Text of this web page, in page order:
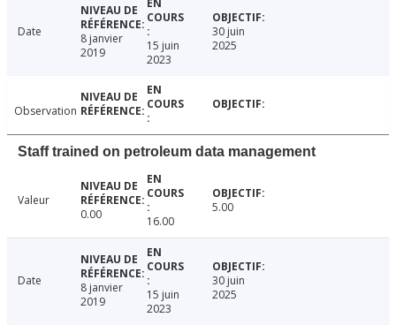
Date
8 janvier
2019
15 juin
2023
30 juin
2025
Observation
Staff trained on petroleum data management
Valeur
0.00
16.00
5.00
Date
8 janvier
2019
15 juin
2023
30 juin
2025